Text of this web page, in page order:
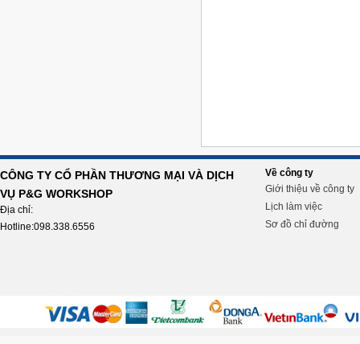
CÔNG TY CỔ PHẦN THƯƠNG MẠI VÀ DỊCH
VỤ P&G WORKSHOP
Địa chỉ:
Hotline:098.338.6556
Về công ty
Giới thiệu về công ty
Lịch làm việc
Sơ đồ chỉ đường